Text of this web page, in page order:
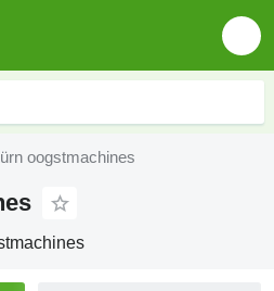
oogstmachines